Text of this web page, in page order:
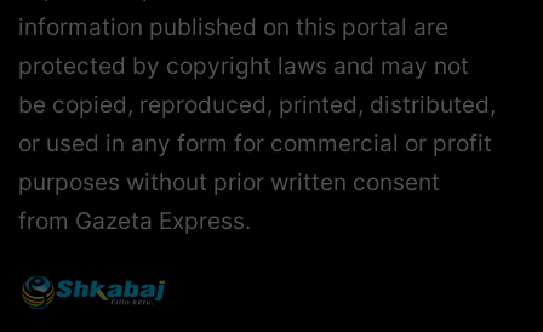
information published on this portal are
protected by copyright laws and may not
be copied, reproduced, printed, distributed,
or used in any form for commercial or profit
purposes without prior written consent
from Gazeta Express.